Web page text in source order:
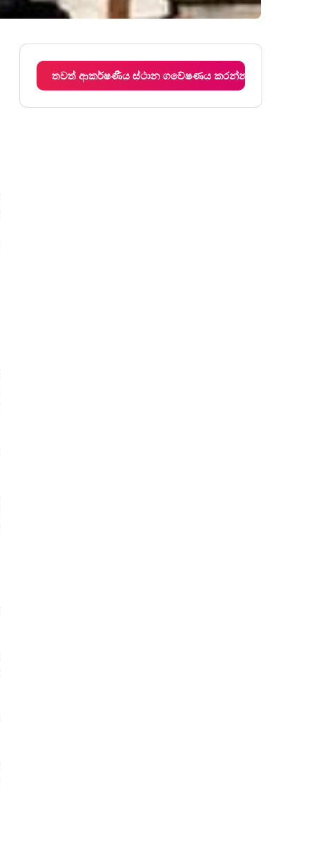
තවත් ආකර්ෂණීය ස්ථාන ගවේෂණය කරන්න